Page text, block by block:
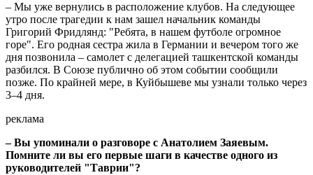
– Мы уже вернулись в расположение клубов. На следующее
утро после трагедии к нам зашел начальник команды
Григорий Фридлянд: "Ребята, в нашем футболе огромное
горе". Его родная сестра жила в Германии и вечером того же
дня позвонила – самолет с делегацией ташкентской команды
разбился. В Союзе публично об этом событии сообщили
позже. По крайней мере, в Куйбышеве мы узнали только через
3–4 дня.
реклама
– Вы упоминали о разговоре с Анатолием Заяевым.
Помните ли вы его первые шаги в качестве одного из
руководителей "Таврии"?